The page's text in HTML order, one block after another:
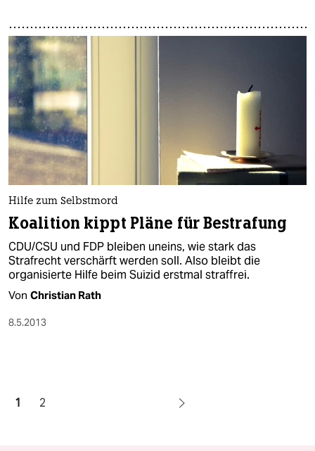
Hilfe zum Selbstmord
Koalition kippt Pläne für Bestrafung
CDU/CSU und FDP bleiben uneins, wie stark das
Strafrecht verschärft werden soll. Also bleibt die
organisierte Hilfe beim Suizid erstmal straffrei.
Von Christian Rath
8.5.2013
1 2